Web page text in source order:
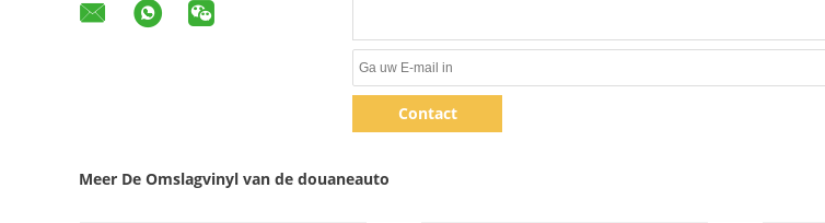
Contact
Meer De Omslagvinyl van de douaneauto